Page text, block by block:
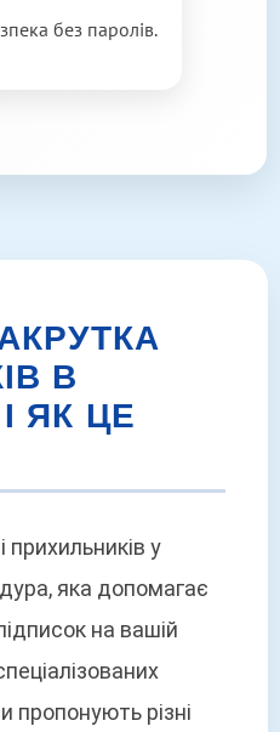
без паролів.
В
ЯК ЦЕ
прихильників у
яка допомагає
на вашій
пропонують різні